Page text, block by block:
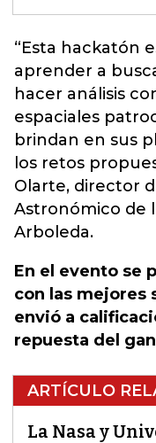
“Esta hackatón
aprender a
hacer análisis
espaciales
brindan en sus
los retos
Olarte, director
Astronómico de
Arboleda.
En el evento se
con las mejores
envió a
repuesta del
ARTÍCULO
La Nasa y